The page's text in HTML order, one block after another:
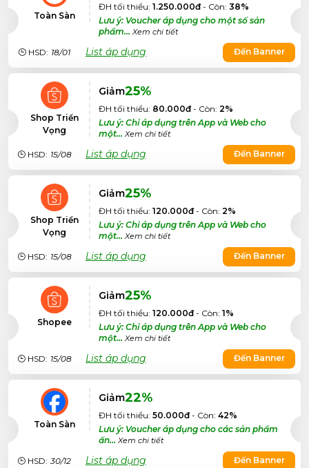
Toàn Sàn
ĐH tối thiểu: 1.250.000đ - Còn: 38%
Lưu ý: Voucher áp dụng cho một số sản
phẩm... Xem chi tiết
HSD: 18/01 List áp dụng Đến Banner
Shop Triển
Vọng
Giảm25%
ĐH tối thiểu: 80.000đ - Còn: 2%
Lưu ý: Chỉ áp dụng trên App và Web cho
một... Xem chi tiết
HSD: 15/08 List áp dụng Đến Banner
Shop Triển
Vọng
Giảm25%
ĐH tối thiểu: 120.000đ - Còn: 2%
Lưu ý: Chỉ áp dụng trên App và Web cho
một... Xem chi tiết
HSD: 15/08 List áp dụng Đến Banner
Shopee
Giảm25%
ĐH tối thiểu: 120.000đ - Còn: 1%
Lưu ý: Chỉ áp dụng trên App và Web cho
một... Xem chi tiết
HSD: 15/08 List áp dụng Đến Banner
Toàn Sàn
Giảm22%
ĐH tối thiểu: 50.000đ - Còn: 42%
Lưu ý: Voucher áp dụng cho các sản phẩm
ấn... Xem chi tiết
HSD: 30/12 List áp dụng Đến Banner